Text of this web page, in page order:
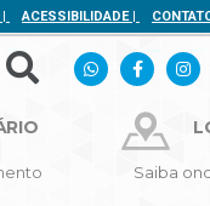
| ACESSIBILIDADE|
Saiba